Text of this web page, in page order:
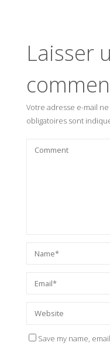
Laisser
Votre adresse e-mail
obligatoires sont
Save my name,